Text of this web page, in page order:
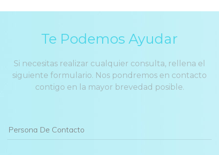
Te Podemos Ayudar
Si necesitas realizar cualquier consulta, rellena el
iguiente formulario. Nos pondremos en contacto
contigo en la mayor brevedad posible.